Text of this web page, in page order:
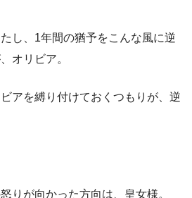
し、1年間の猶予をこんな風に逆
オリビア。
アを縛り付けておくつもりが、逆
りが向かった方向は、皇女様。